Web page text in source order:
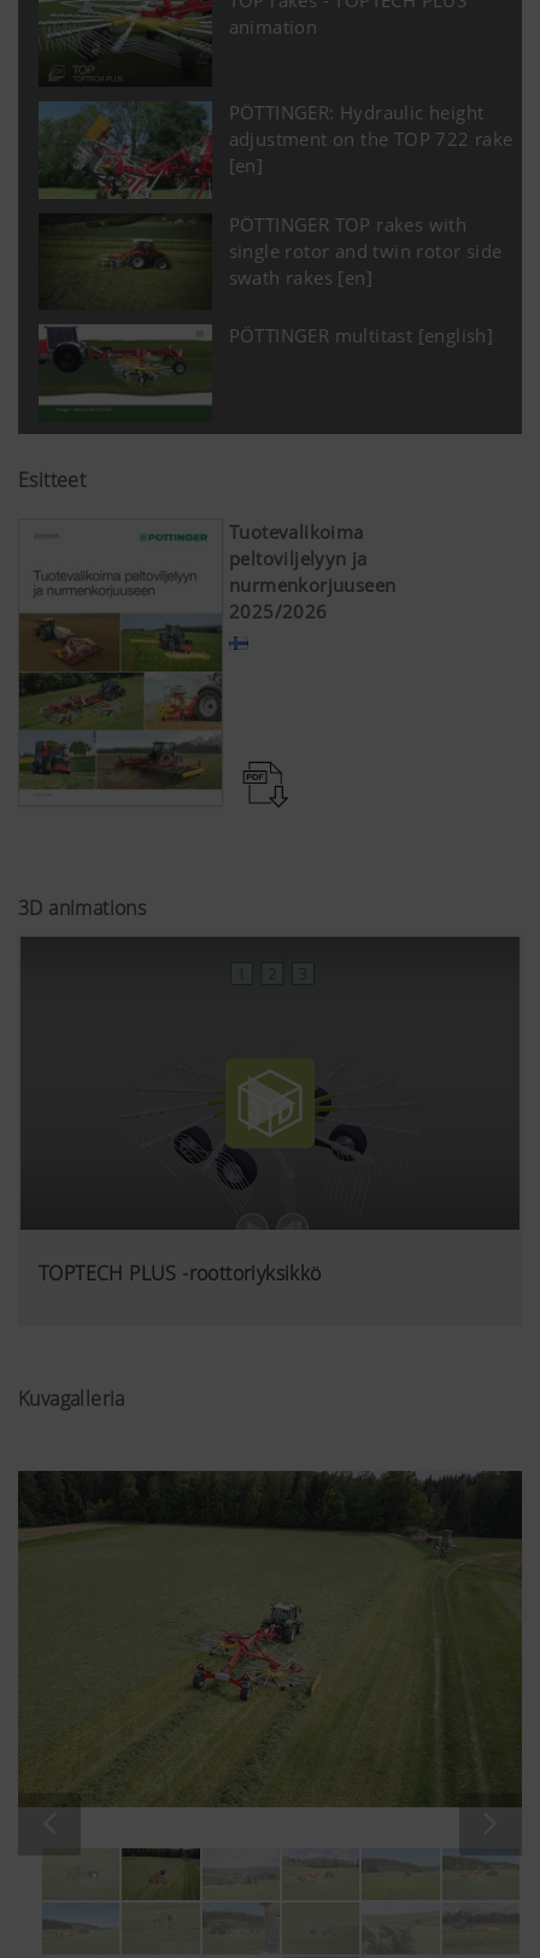
animation
PÖTTINGER: Hydraulic height
adjustment on the TOP 722 rake
[en]
PÖTTINGER TOP rakes with
single rotor and twin rotor side
swath rakes [en]
PÖTTINGER multitast [english]
Esitteet
Tuotevalikoima
peltoviljelyyn ja
nurmenkorjuuseen
2025/2026
3D animations
TOPTECH PLUS -roottoriyksikkö
Kuvagalleria